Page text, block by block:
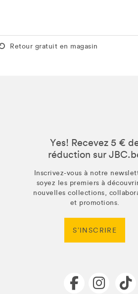
Retour gratuit aussi en magasin
Retour gratuit en magasin
Yes! Recevez 5 €
réduction sur
Inscrivez-vous à notre
soyez les premiers à
nouvelles collections,
et promotions.
S’INSCRIRE